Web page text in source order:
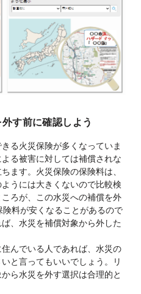
す前に確認しよう
る火災保険が多くなっていま
る被害に対しては補償されな
ます。火災保険の保険料は、
うには大きくないので比較検
ろが、この水災への補償を外
料が安くなることがあるので
、水災を補償対象から外した
んでいる人であれば、水災の
と言ってもいいでしょう。リ
ら水災を外す選択は合理的と